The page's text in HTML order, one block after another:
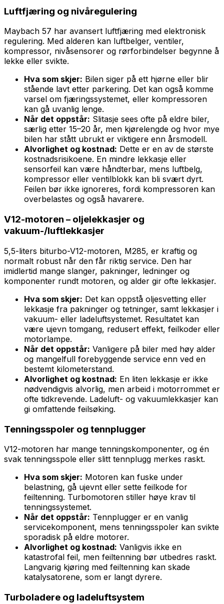
Luftfjæring og nivåregulering
Maybach 57 har avansert luftfjæring med elektronisk
regulering. Med alderen kan luftbelger, ventiler,
kompressor, nivåsensorer og rørforbindelser begynne å
lekke eller svikte.
Hva som skjer: Bilen siger på ett hjørne eller blir
stående lavt etter parkering. Det kan også komme
varsel om fjæringssystemet, eller kompressoren
kan gå uvanlig lenge.
Når det oppstår: Slitasje sees ofte på eldre biler,
særlig etter 15–20 år, men kjørelengde og hvor mye
bilen har stått ubrukt er viktigere enn årsmodell.
Alvorlighet og kostnad: Dette er en av de største
kostnadsrisikoene. En mindre lekkasje eller
sensorfeil kan være håndterbar, mens luftbelg,
kompressor eller ventilblokk kan bli svært dyrt.
Feilen bør ikke ignoreres, fordi kompressoren kan
overbelastes og også havarere.
V12-motoren – oljelekkasjer og
vakuum-/luftlekkasjer
5,5-liters biturbo-V12-motoren, M285, er kraftig og
normalt robust når den får riktig service. Den har
imidlertid mange slanger, pakninger, ledninger og
komponenter rundt motoren, og alder gir ofte lekkasjer.
Hva som skjer: Det kan oppstå oljesvetting eller
lekkasje fra pakninger og tetninger, samt lekkasjer i
vakuum- eller ladeluftsystemet. Resultatet kan
være ujevn tomgang, redusert effekt, feilkoder eller
motorlampe.
Når det oppstår: Vanligere på biler med høy alder
og mangelfull forebyggende service enn ved en
bestemt kilometerstand.
Alvorlighet og kostnad: En liten lekkasje er ikke
nødvendigvis alvorlig, men arbeid i motorrommet er
ofte tidkrevende. Ladeluft- og vakuumlekkasjer kan
gi omfattende feilsøking.
Tenningsspoler og tennplugger
V12-motoren har mange tenningskomponenter, og én
svak tenningsspole eller slitt tennplugg merkes raskt.
Hva som skjer: Motoren kan fuske under
belastning, gå ujevnt eller sette feilkode for
feiltenning. Turbomotoren stiller høye krav til
tenningssystemet.
Når det oppstår: Tennplugger er en vanlig
servicekomponent, mens tenningsspoler kan svikte
sporadisk på eldre motorer.
Alvorlighet og kostnad: Vanligvis ikke en
katastrofal feil, men feiltenning bør utbedres raskt.
Langvarig kjøring med feiltenning kan skade
katalysatorene, som er langt dyrere.
Turboladere og ladeluftsystem